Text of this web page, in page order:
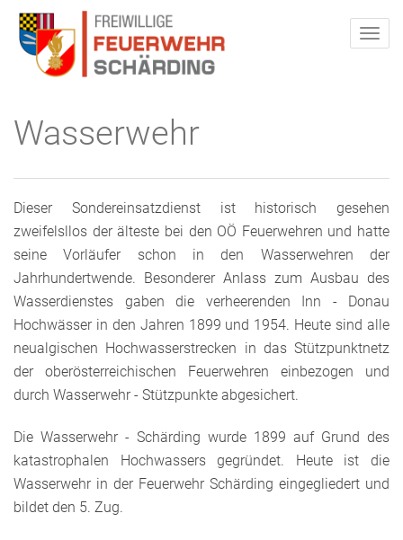
Wasserwehr
Dieser Sondereinsatzdienst ist historisch gesehen
zweifelsllos der älteste bei den OÖ Feuerwehren und hatte
seine Vorläufer schon in den Wasserwehren der
Jahrhundertwende. Besonderer Anlass zum Ausbau des
Wasserdienstes gaben die verheerenden Inn - Donau
Hochwässer in den Jahren 1899 und 1954. Heute sind alle
neualgischen Hochwasserstrecken in das Stützpunktnetz
der oberösterreichischen Feuerwehren einbezogen und
durch Wasserwehr - Stützpunkte abgesichert.
Die Wasserwehr - Schärding wurde 1899 auf Grund des
katastrophalen Hochwassers gegründet. Heute ist die
Wasserwehr in der Feuerwehr Schärding eingegliedert und
bildet den 5. Zug.